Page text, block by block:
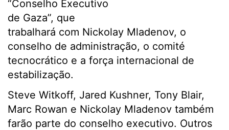
“Conselho Executivo
de Gaza”, que
trabalhará com Nickolay Mladenov, o
conselho de administração, o comité
tecnocrático e a força internacional de
estabilização.
Steve Witkoff, Jared Kushner, Tony Blair,
Marc Rowan e Nickolay Mladenov também
farão parte do conselho executivo. Outros